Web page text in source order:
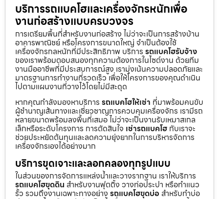
บริการรถแบคโฮและเครื่องจักรหนักเพื่อ
งานก่อสร้างแบบครบวงจร
การเตรียมพื้นที่สำหรับงานก่อสร้าง ไม่ว่าจะเป็นการสร้างบ้าน
อาคารพาณิชย์ หรือโครงการขนาดใหญ่ จำเป็นต้องใช้
เครื่องจักรกลหนักที่มีประสิทธิภาพ บริการ รถแบคโฮรับจ้าง
ของเราพร้อมตอบสนองทุกความต้องการในไซต์งาน ด้วยทีม
งานมืออาชีพที่มีประสบการณ์สูง เรามุ่งเน้นความปลอดภัยและ
มาตรฐานการทำงานที่รวดเร็ว เพื่อให้โครงการของคุณดำเนิน
ไปตามแผนงานที่วางไว้โดยไม่มีสะดุด
หากคุณกำลังมองหาบริการ รถแบคโฮให้เช่า ที่มาพร้อมคนขับ
ผู้ชำนาญเส้นทางและเชี่ยวชาญการควบคุมเครื่องจักร เรามีรถ
หลายขนาดพร้อมลงพื้นที่เสมอ ไม่ว่าจะเป็นงานรับเหมาสเกล
เล็กหรือระดับโครงการ การตัดสินใจ เช่ารถแบคโฮ กับเราจะ
ช่วยประหยัดต้นทุนและลดความยุ่งยากในการบริหารจัดการ
เครื่องจักรเองได้อย่างมาก
บริการขุดเจาะและลอกคลองทุกรูปแบบ
ในส่วนของการจัดการแหล่งน้ำและวางรากฐาน เราให้บริการ
รถแบคโฮขุดดิน สำหรับงานฟุตติ้ง วางท่อประปา หรือทำแนว
รั้ว รวมถึงงานเฉพาะทางอย่าง รถแบคโฮขุดบ่อ สำหรับทำบ่อ